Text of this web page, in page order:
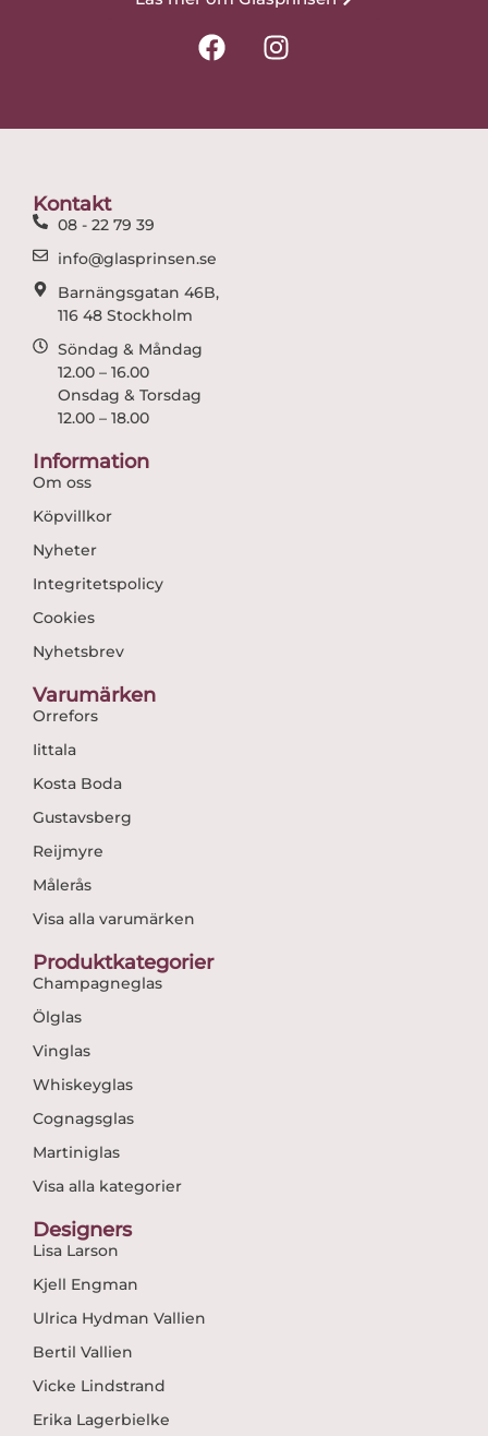
F
a
I
n
Kontakt
08 - 22 79 39
info@glasprinsen.se
Barnängsgatan 46B,
116 48 Stockholm
Söndag & Måndag
12.00 – 16.00
Onsdag & Torsdag
12.00 – 18.00
Information
Om oss
Köpvillkor
Nyheter
Integritetspolicy
Cookies
Nyhetsbrev
Varumärken
Orrefors
Iittala
Kosta Boda
Gustavsberg
Reijmyre
Målerås
Visa alla varumärken
Produktkategorier
Champagneglas
Ölglas
Vinglas
Whiskeyglas
Cognagsglas
Martiniglas
Visa alla kategorier
Designers
Lisa Larson
Kjell Engman
Ulrica Hydman Vallien
Bertil Vallien
Vicke Lindstrand
Erika Lagerbielke